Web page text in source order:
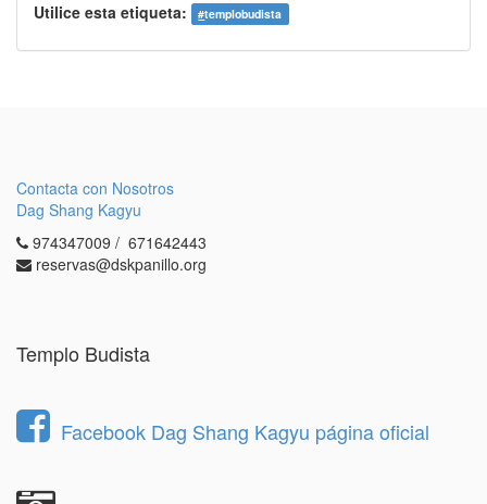
Utilice esta etiqueta: #templobudista
Contacta con Nosotros
Dag Shang Kagyu
974347009 / 671642443
reservas@dskpanillo.org
Templo Budista
Facebook Dag Shang Kagyu página oficial